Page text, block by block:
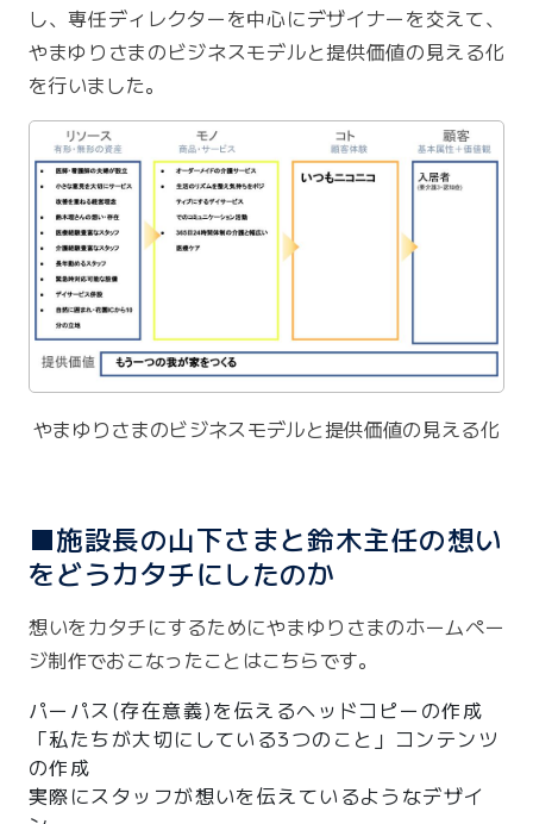
し、専任ディレクターを中心にデザイナーを交えて、
やまゆりさまのビジネスモデルと提供価値の見える化
を行いました。
やまゆりさまのビジネスモデルと提供価値の見える化
■施設長の山下さまと鈴木主任の想い
をどうカタチにしたのか
想いをカタチにするためにやまゆりさまのホームペー
ジ制作でおこなったことはこちらです。
パーパス(存在意義)を伝えるヘッドコピーの作成
「私たちが大切にしている3つのこと」コンテンツ
の作成
実際にスタッフが想いを伝えているようなデザイ